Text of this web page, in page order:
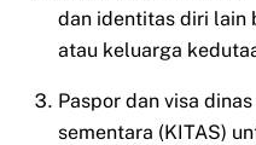
dan identitas diri lain
atau keluarga
Paspor dan visa
sementara (KITAS)